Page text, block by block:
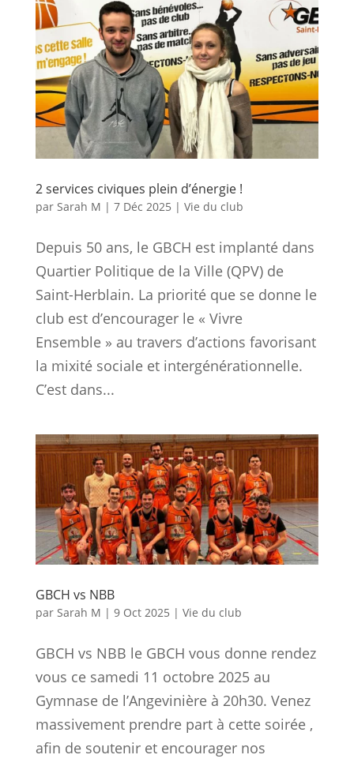
2 services civiques plein d’énergie !
par Sarah M | 7 Déc 2025 | Vie du club
Depuis 50 ans, le GBCH est implanté dans
Quartier Politique de la Ville (QPV) de
Saint-Herblain. La priorité que se donne le
club est d’encourager le « Vivre
Ensemble » au travers d’actions favorisant
la mixité sociale et intergénérationnelle.
C’est dans...
GBCH vs NBB
par Sarah M | 9 Oct 2025 | Vie du club
GBCH vs NBB le GBCH vous donne rendez
vous ce samedi 11 octobre 2025 au
Gymnase de l’Angevinière à 20h30. Venez
massivement prendre part à cette soirée ,
afin de soutenir et encourager nos